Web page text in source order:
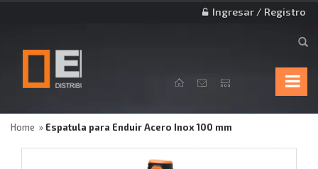
Ingresar / Registro
Home Espatula para Enduir Acero Inox 100 mm